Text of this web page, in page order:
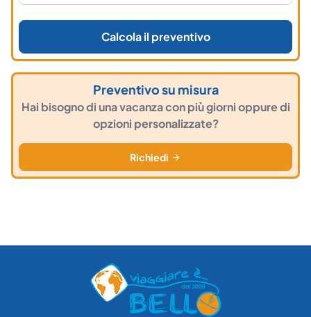
Calcola il preventivo
Preventivo su misura
Hai bisogno di una vacanza con più giorni oppure di
opzioni personalizzate?
Richiedi